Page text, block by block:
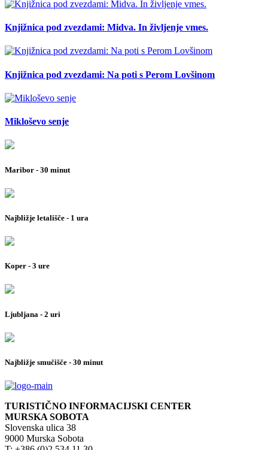
Knjižnica pod zvezdami: Midva. In življenje vmes.
Knjižnica pod zvezdami: Na poti s Perom Lovšinom
Mikloševo senje
Maribor - 30 minut
Najbližje letališče - 1 ura
Koper - 3 ure
Ljubljana - 2 uri
Najbližje smučišče - 30 minut
TURISTIČNO INFORMACIJSKI CENTER
MURSKA SOBOTA
Slovenska ulica 38
9000 Murska Sobota